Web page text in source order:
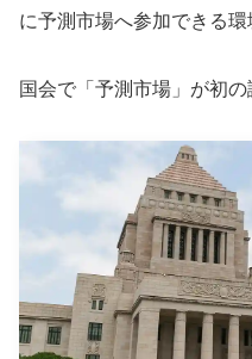
に予測市場へ参加できる環
国会で「予測市場」が初の